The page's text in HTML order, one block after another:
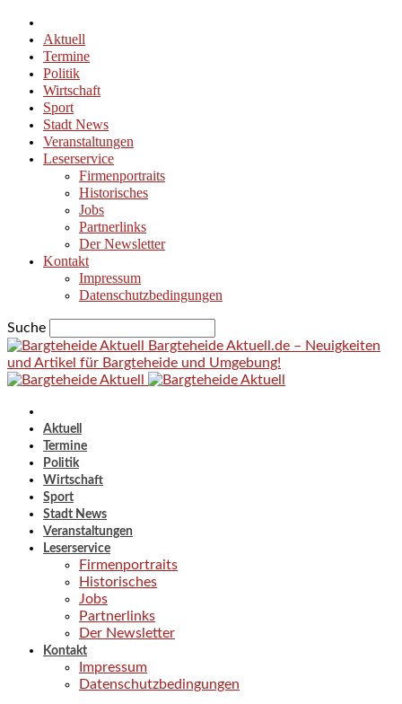
Aktuell
Termine
Politik
Wirtschaft
Sport
Stadt News
Veranstaltungen
Leserservice
Firmenportraits
Historisches
Jobs
Partnerlinks
Der Newsletter
Kontakt
Impressum
Datenschutzbedingungen
Suche
Bargteheide Aktuell.de – Neuigkeiten
und Artikel für Bargteheide und Umgebung!
Aktuell
Termine
Politik
Wirtschaft
Sport
Stadt News
Veranstaltungen
Leserservice
Firmenportraits
Historisches
Jobs
Partnerlinks
Der Newsletter
Kontakt
Impressum
Datenschutzbedingungen